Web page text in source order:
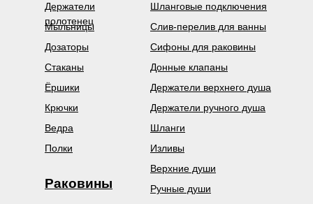
Держатели
полотенец
Мыльницы
Раковины
Шланговые подключения
Слив-перелив для ванны
Сифоны для раковины
Донные клапаны
Дозаторы
Держатели верхнего душа
Стаканы
Ёршики
Крючки
Ведра
Полки
Держатели ручного душа
Шланги
Изливы
Верхние души
Ручные души